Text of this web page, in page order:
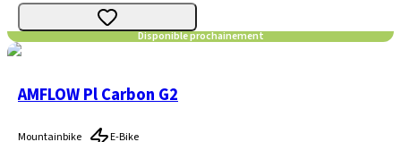
Disponible prochainement
AMFLOW Pl Carbon G2
Mountainbike
E-Bike